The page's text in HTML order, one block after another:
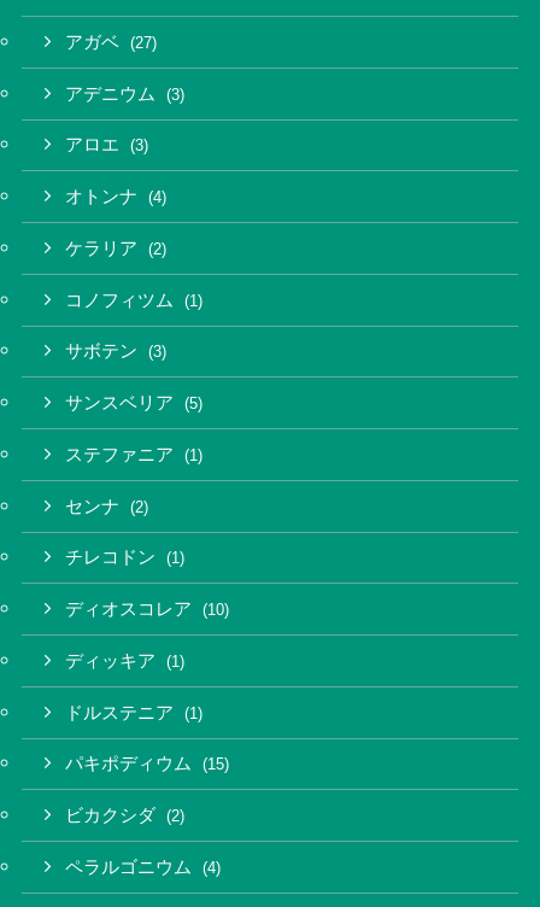
アガベ (27)
アデニウム (3)
アロエ (3)
オトンナ (4)
ケラリア (2)
コノフィツム (1)
サボテン (3)
サンスベリア (5)
ステファニア (1)
センナ (2)
チレコドン (1)
ディオスコレア (10)
ディッキア (1)
ドルステニア (1)
パキポディウム (15)
ビカクシダ (2)
ペラルゴニウム (4)